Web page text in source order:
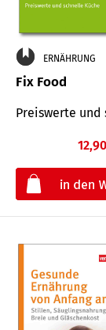
ERNÄHRUNG
Fix Food
Preiswerte und